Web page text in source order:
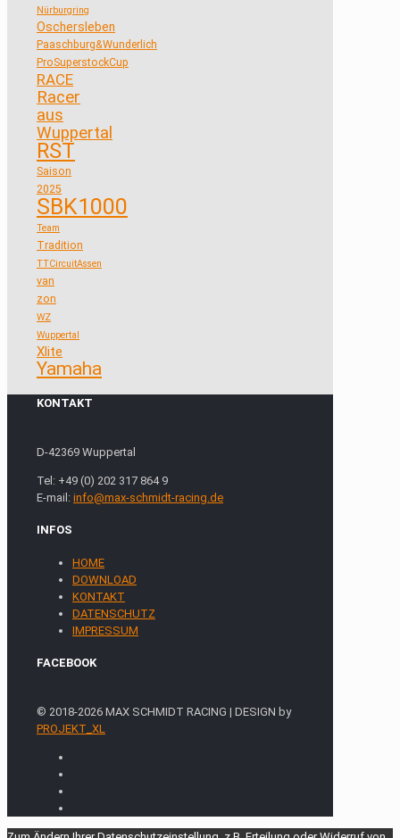
Nürburgring
Oschersleben
Paaschburg&Wunderlich
ProSuperstockCup
RACE
Racer
aus
Wuppertal
RST
Saison
2025
SBK1000
Team
Tradition
TTCircuitAssen
van
zon
WZ
Wuppertal
Xlite
Yamaha
KONTAKT
D-42369 Wuppertal
Tel: +49 (0) 202 317 864 9
E-mail: info@max-schmidt-racing.de
INFOS
HOME
DOWNLOAD
KONTAKT
DATENSCHUTZ
IMPRESSUM
FACEBOOK
© 2018-2026 MAX SCHMIDT RACING | DESIGN by
PROJEKT_XL